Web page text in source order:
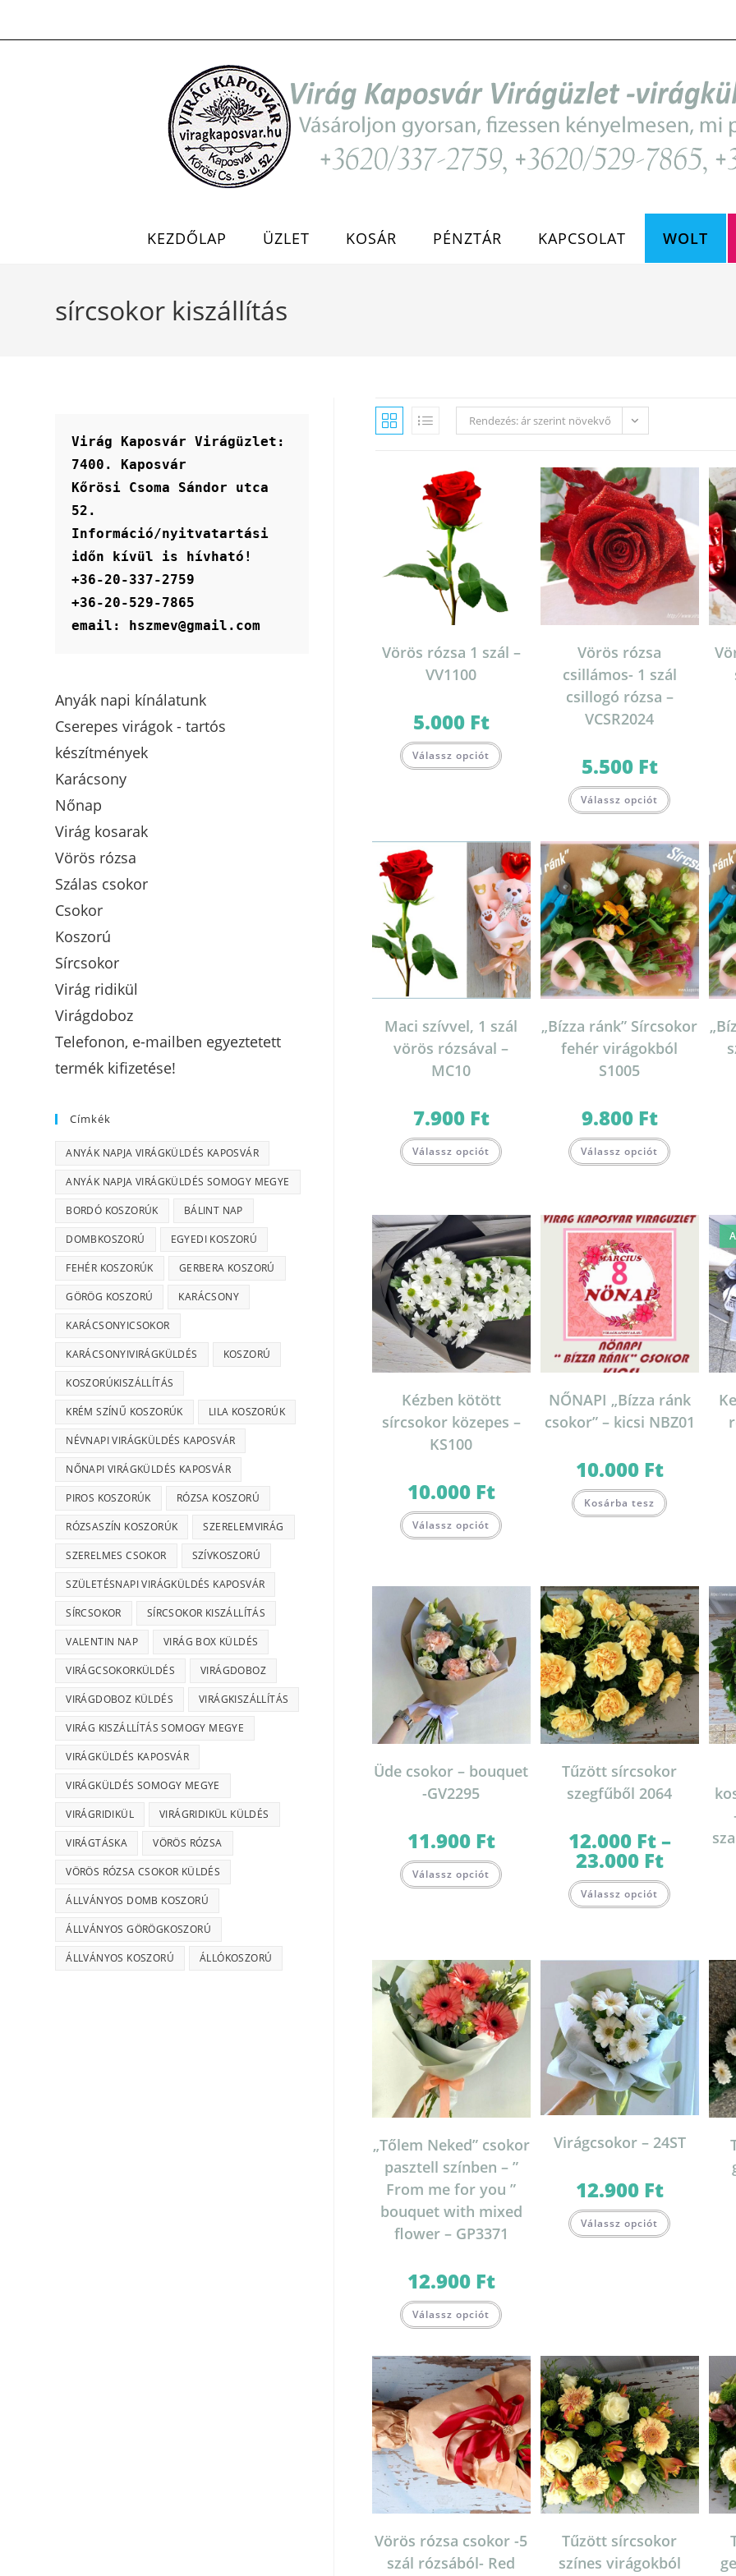
KEZDŐLAP ÜZLET KOSÁR PÉNZTÁR KAPCSOLAT WOLT
sírcsokor kiszállítás
Rendezés: ár szerint növekvő
Vörös rózsa 1 szál –
VV1100
5.000 Ft
Válassz opciót
Vörös rózsa
csillámos- 1 szál
csillogó rózsa –
VCSR2024
5.500 Ft
Válassz opciót
Maci szívvel, 1 szál
vörös rózsával –
MC10
7.900 Ft
Válassz opciót
„Bízza ránk” Sírcsokor
fehér virágokból
S1005
9.800 Ft
Válassz opciót
Kézben kötött
sírcsokor közepes –
KS100
10.000 Ft
Válassz opciót
NŐNAPI „Bízza ránk
csokor” – kicsi NBZ01
10.000 Ft
Kosárba tesz
Üde csokor – bouquet
-GV2295
11.900 Ft
Válassz opciót
Tűzött sírcsokor
szegfűből 2064
12.000 Ft–
23.000 FtÁrtartomány:
12.000 Ft
-
23.000 Ft
Válassz opciót a
változatok
ki
„Tőlem Neked” csokor
pasztell színben – ”
From me for you ”
bouquet with mixed
flower – GP3371
12.900 Ft
Válassz opciót
Virágcsokor – 24ST
12.900 Ft
Válassz opciót
Vörös rózsa csokor -5
szál rózsából- Red
Tűzött sírcsokor
színes virágokból
Virág Kaposvár Virágüzlet:
7400. Kaposvár
Kőrösi Csoma Sándor utca
52.
Információ/nyitvatartási
időn kívül is hívható!
+36-20-337-2759
+36-20-529-7865
email: hszmev@gmail.com
Anyák napi kínálatunk
Cserepes virágok - tartós
készítmények
Karácsony
Nőnap
Virág kosarak
Vörös rózsa
Szálas csokor
Csokor
Koszorú
Sírcsokor
Virág ridikül
Virágdoboz
Telefonon, e-mailben egyeztetett
termék kifizetése!
Címkék
ANYÁK NAPJA VIRÁGKÜLDÉS KAPOSVÁR
ANYÁK NAPJA VIRÁGKÜLDÉS SOMOGY MEGYE
BORDÓ KOSZORÚK BÁLINT NAP
DOMBKOSZORÚ EGYEDI KOSZORÚ
FEHÉR KOSZORÚK GERBERA KOSZORÚ
GÖRÖG KOSZORÚ KARÁCSONY
KARÁCSONYICSOKOR
KARÁCSONYIVIRÁGKÜLDÉS KOSZORÚ
KOSZORÚKISZÁLLÍTÁS
KRÉM SZÍNŰ KOSZORÚK LILA KOSZORÚK
NÉVNAPI VIRÁGKÜLDÉS KAPOSVÁR
NŐNAPI VIRÁGKÜLDÉS KAPOSVÁR
PIROS KOSZORÚK RÓZSA KOSZORÚ
RÓZSASZÍN KOSZORÚK SZERELEMVIRÁG
SZERELMES CSOKOR SZÍVKOSZORÚ
SZÜLETÉSNAPI VIRÁGKÜLDÉS KAPOSVÁR
SÍRCSOKOR SÍRCSOKOR KISZÁLLÍTÁS
VALENTIN NAP VIRÁG BOX KÜLDÉS
VIRÁGCSOKORKÜLDÉS VIRÁGDOBOZ
VIRÁGDOBOZ KÜLDÉS VIRÁGKISZÁLLÍTÁS
VIRÁG KISZÁLLÍTÁS SOMOGY MEGYE
VIRÁGKÜLDÉS KAPOSVÁR
VIRÁGKÜLDÉS SOMOGY MEGYE
VIRÁGRIDIKÜL VIRÁGRIDIKÜL KÜLDÉS
VIRÁGTÁSKA VÖRÖS RÓZSA
VÖRÖS RÓZSA CSOKOR KÜLDÉS
ÁLLVÁNYOS DOMB KOSZORÚ
ÁLLVÁNYOS GÖRÖGKOSZORÚ
ÁLLVÁNYOS KOSZORÚ ÁLLÓKOSZORÚ